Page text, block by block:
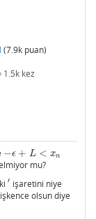
(7.9k puan)
1.5k kez
−ϵ + L < xn
−ϵ+ L< xn
mu?
′′ işaretini niye
olsun diye